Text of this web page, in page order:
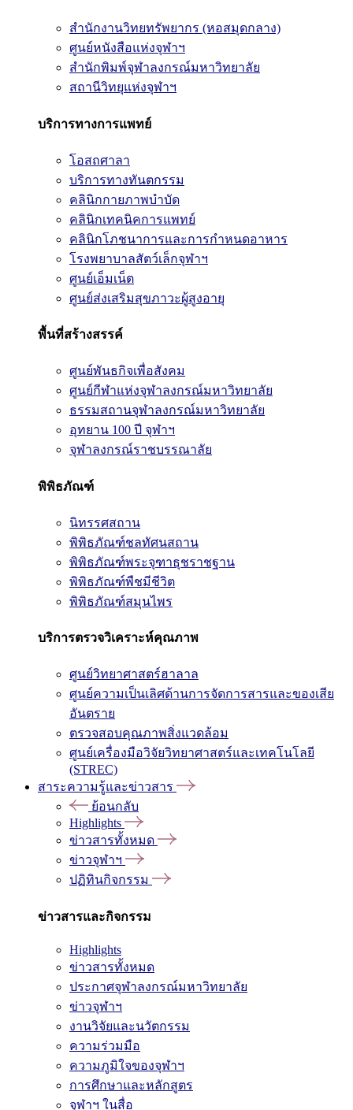
สำนักงานวิทยทรัพยากร (หอสมุดกลาง)
ศูนย์หนังสือแห่งจุฬาฯ
สำนักพิมพ์จุฬาลงกรณ์มหาวิทยาลัย
สถานีวิทยุแห่งจุฬาฯ
บริการทางการแพทย์
โอสถศาลา
บริการทางทันตกรรม
คลินิกกายภาพบำบัด
คลินิกเทคนิคการแพทย์
คลินิกโภชนาการและการกำหนดอาหาร
โรงพยาบาลสัตว์เล็กจุฬาฯ
ศูนย์เอ็มเน็ต
ศูนย์ส่งเสริมสุขภาวะผู้สูงอายุ
พื้นที่สร้างสรรค์
ศูนย์พันธกิจเพื่อสังคม
ศูนย์กีฬาแห่งจุฬาลงกรณ์มหาวิทยาลัย
ธรรมสถานจุฬาลงกรณ์มหาวิทยาลัย
อุทยาน 100 ปี จุฬาฯ
จุฬาลงกรณ์ราชบรรณาลัย
พิพิธภัณฑ์
นิทรรศสถาน
พิพิธภัณฑ์ชลทัศนสถาน
พิพิธภัณฑ์พระจุฑาธุชราชฐาน
พิพิธภัณฑ์พืชมีชีวิต
พิพิธภัณฑ์สมุนไพร
บริการตรวจวิเคราะห์คุณภาพ
ศูนย์วิทยาศาสตร์ฮาลาล
ศูนย์ความเป็นเลิศด้านการจัดการสารและของเสีย
อันตราย
ตรวจสอบคุณภาพสิ่งแวดล้อม
ศูนย์เครื่องมือวิจัยวิทยาศาสตร์และเทคโนโลยี
(STREC)
สาระความรู้และข่าวสาร
ย้อนกลับ
Highlights
ข่าวสารทั้งหมด
ข่าวจุฬาฯ
ปฏิทินกิจกรรม
ข่าวสารและกิจกรรม
Highlights
ข่าวสารทั้งหมด
ประกาศจุฬาลงกรณ์มหาวิทยาลัย
ข่าวจุฬาฯ
งานวิจัยและนวัตกรรม
ความร่วมมือ
ความภูมิใจของจุฬาฯ
การศึกษาและหลักสูตร
จุฬาฯ ในสื่อ